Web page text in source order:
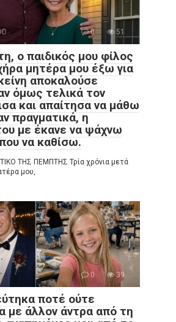
0 51
ο παιδικός μου φίλος
μητέρα μου έξω για
αποκαλούσε
όμως τελικά τον
και απαίτησα να μάθω
πραγματικά, η
με έκανε να ψάχνω
να καθίσω.
ΤΗΣ ΠΕΜΠΤΗΣ Τρία χρόνια μετά
μου,
0 39
ποτέ ούτε
με άλλον άντρα από τη